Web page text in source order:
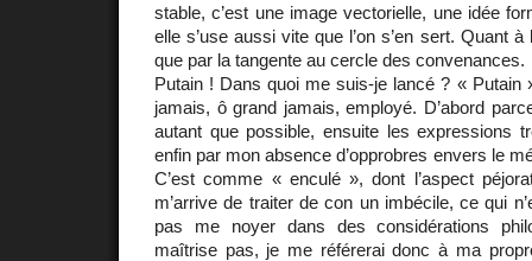
stable, c’est une image vectorielle, une idée
elle s’use aussi vite que l’on s’en sert. Quant à
que par la tangente au cercle des convenances.
Putain ! Dans quoi me suis-je lancé ? « Putain
jamais, ô grand jamais, employé. D’abord
autant que possible, ensuite les expressions
enfin par mon absence d’opprobres envers le
C’est comme « enculé », dont l’aspect
m’arrive de traiter de con un imbécile, ce qui
pas me noyer dans des considérations
maîtrise pas, je me référerai donc à ma